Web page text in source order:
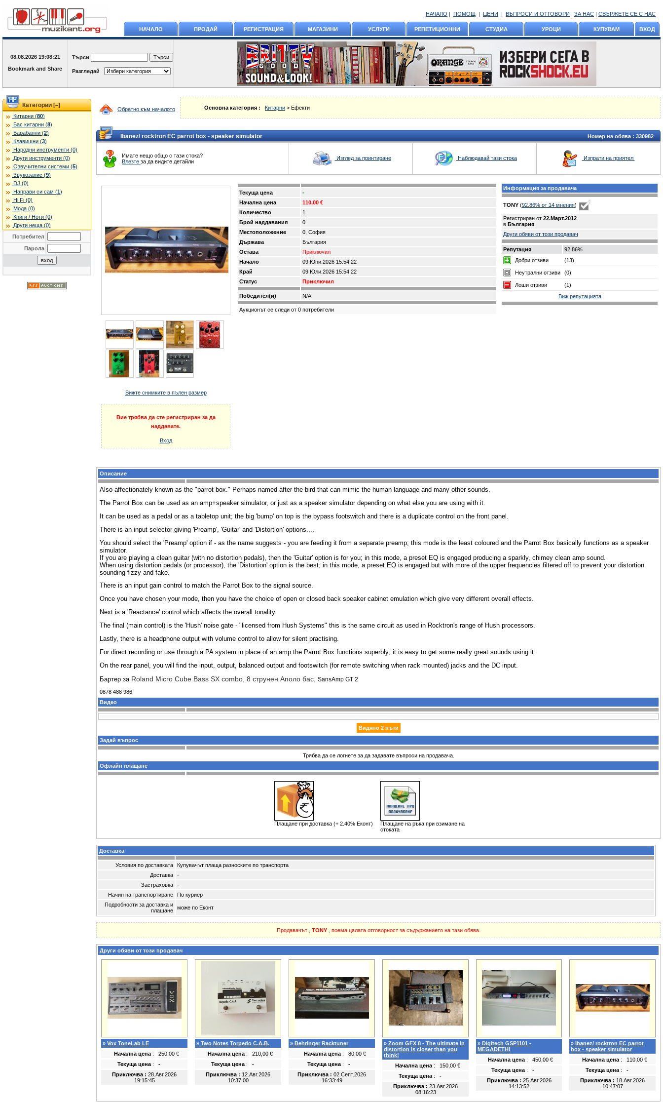
НАЧАЛО | ПОМОЩ | ЦЕНИ | ВЪПРОСИ И ОТГОВОРИ | ЗА НАС | СВЪРЖЕТЕ СЕ С НАС
НАЧАЛО ПРОДАЙ РЕГИСТРАЦИЯ МАГАЗИНИ УСЛУГИ РЕПЕТИЦИОННИ СТУДИА УРОЦИ КУПУВАМ ВХОД
08.08.2026 19:08:21 Търси
Разгледай
Категории [–]
Китарни (80)
Бас китарни (8)
Барабанни (2)
Клавишни (3)
Народни инструменти (0)
Други инструменти (0)
Озвучителни системи (5)
Звукозапис (9)
DJ (0)
Направи си сам (1)
Hi Fi (0)
Мода (0)
Книги / Ноти (0)
Други неща (0)
Потребител
Парола
Обратно към началото Основна категория : Китарни > Ефекти
Ibanez/ rocktron EC parrot box - speaker simulator Номер на обява :330982
Имате нещо общо с тази стока?
Влезте за да видите детайли
Изглед за принтиране Наблюдавай тази стока Изпрати на приятел
Вижте снимките в пълен размер
Вие трябва да сте регистриран за да
наддавате.
Вход
Текуща цена
-
Начална цена
110,00 €
Количество
1
Брой наддавания
0
Местоположение
0, София
Държава
България
Остава
Приключил
Начало
09.Юни.2026 15:54:22
Край
09.Юли.2026 15:54:22
Статус
Приключил
Победител(и) N/A
Аукционът се следи от 0 потребители
Информация за продавача
TONY (92.86% oт 14 мнения)
Регистриран от 22.Март.2012
в България
Други обяви от този продавач
Репутация
92.86%
Добри отзиви
(13)
Неутрални отзиви (0)
Лоши отзиви
(1)
Виж репутацията
Описание
Also affectionately known as the "parrot box." Perhaps named after the bird that can mimic the human language and many other sounds.
The Parrot Box can be used as an amp+speaker simulator, or just as a speaker simulator depending on what else you are using with it.
It can be used as a pedal or as a tabletop unit; the big 'bump' on top is the bypass footswitch and there is a duplicate control on the front panel.
There is an input selector giving 'Preamp', 'Guitar' and 'Distortion' options....
You should select the 'Preamp' option if - as the name suggests - you are feeding it from a separate preamp; this mode is the least coloured and the Parrot Box basically functions as a speaker
simulator.
If you are playing a clean guitar (with no distortion pedals), then the 'Guitar' option is for you; in this mode, a preset EQ is engaged producing a sparkly, chimey clean amp sound.
When using distortion pedals (or processor), the 'Distortion' option is the best; in this mode, a preset EQ is engaged but with more of the upper frequencies filtered off to prevent your distortion
sounding fizzy and fake.
There is an input gain control to match the Parrot Box to the signal source.
Once you have chosen your mode, then you have the choice of open or closed back speaker cabinet emulation which give very different overall effects.
Next is a 'Reactance' control which affects the overall tonality.
The final (main control) is the 'Hush' noise gate - "licensed from Hush Systems" this is the same circuit as used in Rocktron's range of Hush processors.
Lastly, there is a headphone output with volume control to allow for silent practising.
For direct recording or use through a PA system in place of an amp the Parrot Box functions superbly; it is easy to get some really great sounds using it.
On the rear panel, you will find the input, output, balanced output and footswitch (for remote switching when rack mounted) jacks and the DC input.
Бартер за Roland Micro Cube Bass SX combo, 8 струнен Аполо бас, SansAmp GT 2
0878 488 986
Видео
Видяно 2 пъти
Задай въпрос
Трябва да се логнете за да задавате въпроси на продавача.
Офлайн плащане
Плащане при доставка (+ 2.40% Еконт)
Плащане на ръка при взимане на
стоката
Доставка
Условия по доставката
Купувачът плаща разноските по транспорта
Доставка
-
Застраховка
-
Начин на транспортиране
По куриер
Подробности за доставка и
плащане
може по Еконт
Продавачът , TONY , поема цялата отговорност за съдържанието на тази обява.
Други обяви от този продавач
» Vox ToneLab LE
Начална цена :
250,00 €
Текуща цена :
-
Приключва : 28.Авг.2026
19:15:45
» Two Notes Torpedo C.A.B.
Начална цена :
210,00 €
Текуща цена :
-
Приключва : 12.Авг.2026
10:37:00
» Behringer Racktuner
Начална цена :
80,00 €
Текуща цена :
-
Приключва : 02.Септ.2026
16:33:49
» Zoom GFX 8 - The ultimate in
distortion is closer than you
think!
Начална цена :
150,00 €
Текуща цена :
-
Приключва : 23.Авг.2026
08:16:23
» Digitech GSP1101 -
MEGADETH!
Начална цена :
450,00 €
Текуща цена :
-
Приключва : 25.Авг.2026
14:13:52
» Ibanez/ rocktron EC parrot
box - speaker simulator
Начална цена :
110,00 €
Текуща цена :
-
Приключва : 18.Авг.2026
10:47:07